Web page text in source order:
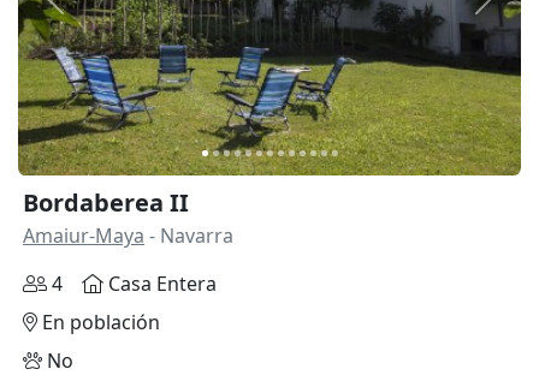
Anterior
Bordaberea II
Amaiur-Maya - Navarra
4
Casa Entera
En población
No